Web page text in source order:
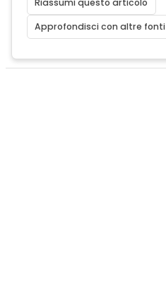
Riassumi questo articolo
Approfondisci con altre fonti